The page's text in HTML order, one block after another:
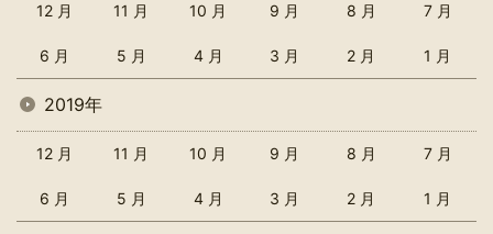
12 月 11 月 10 月 9 月 8 月 7 月
6 月 5 月 4 月 3 月 2 月 1 月
2019年
12 月 11 月 10 月 9 月 8 月 7 月
6 月 5 月 4 月 3 月 2 月 1 月